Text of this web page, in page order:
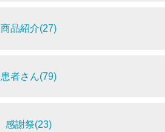
商品紹介(27)
患者さん(79)
感謝祭(23)